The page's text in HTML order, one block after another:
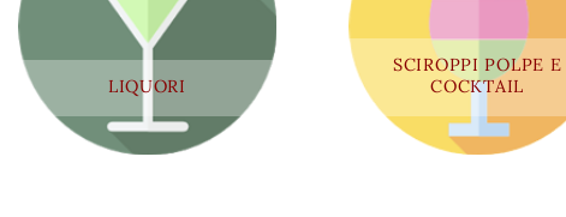
LIQUORI
SCIROPPI POLPE E
COCKTAIL